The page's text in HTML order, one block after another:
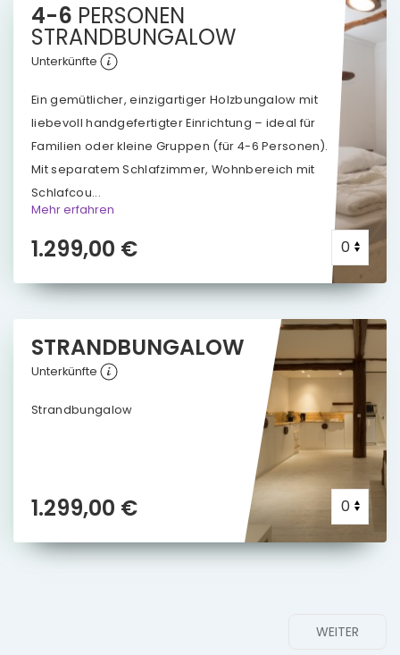
4-6 PERSONEN
STRANDBUNGALOW
Unterkünfte
Ein gemütlicher, einzigartiger Holzbungalow mit
liebevoll handgefertigter Einrichtung – ideal für
Familien oder kleine Gruppen (für 4-6 Personen).
Mit separatem Schlafzimmer, Wohnbereich mit
Schlafcou...
Mehr erfahren
1.299,00 €
STRANDBUNGALOW
Unterkünfte
Strandbungalow
1.299,00 €
WEITER